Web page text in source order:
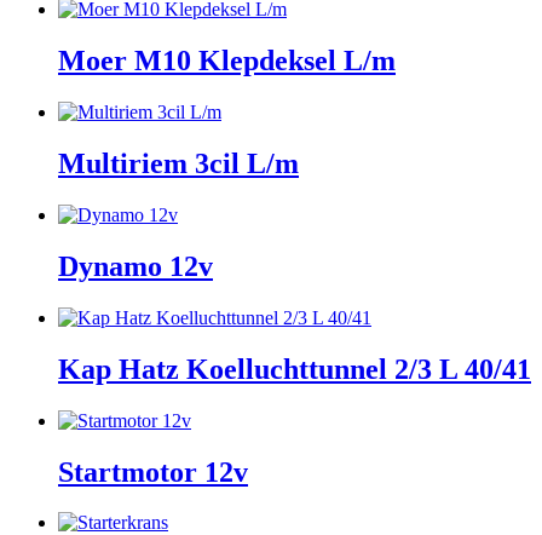
Moer M10 Klepdeksel L/m
Multiriem 3cil L/m
Dynamo 12v
Kap Hatz Koelluchttunnel 2/3 L 40/41
Startmotor 12v